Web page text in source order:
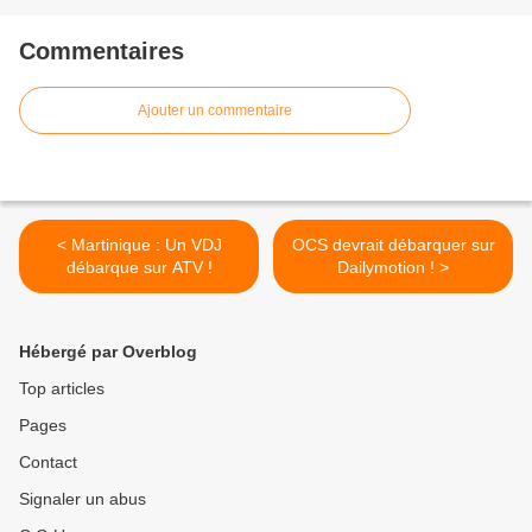
Commentaires
Ajouter un commentaire
< Martinique : Un VDJ
débarque sur ATV !
OCS devrait débarquer sur
Dailymotion ! >
Hébergé par Overblog
Top articles
Pages
Contact
Signaler un abus